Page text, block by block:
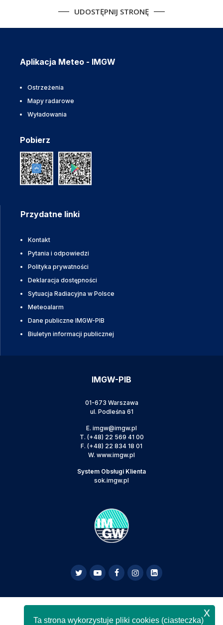
UDOSTĘPNIJ STRONĘ
Aplikacja Meteo - IMGW
Ostrzeżenia
Mapy radarowe
Wyładowania
Pobierz
Przydatne linki
Kontakt
Pytania i odpowiedzi
Polityka prywatności
Deklaracja dostępności
Sytuacja Radiacyjna w Polsce
Meteoalarm
Dane publiczne IMGW-PIB
Biuletyn informacji publicznej
IMGW-PIB
01-673 Warszawa
ul. Podleśna 61
E. imgw@imgw.pl
T. (+48) 22 569 41 00
F. (+48) 22 834 18 01
W. www.imgw.pl
System Obsługi Klienta
sok.imgw.pl
PIB,
Ta strona wykorzystuje pliki cookies (ciasteczka)
x